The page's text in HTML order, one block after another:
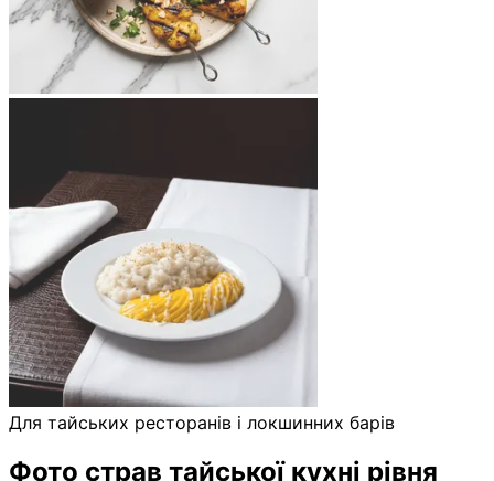
Для тайських ресторанів і локшинних барів
Фото страв тайської кухні рівня